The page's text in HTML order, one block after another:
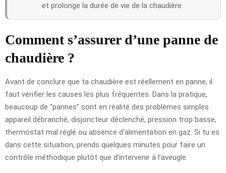
et prolonge la durée de vie de la chaudière.
Comment s’assurer d’une panne de
chaudière ?
Avant de conclure que ta chaudière est réellement en panne, il
faut vérifier les causes les plus fréquentes. Dans la pratique,
beaucoup de “pannes” sont en réalité des problèmes simples :
appareil débranché, disjoncteur déclenché, pression trop basse,
thermostat mal réglé ou absence d’alimentation en gaz. Si tu es
dans cette situation, prends quelques minutes pour faire un
contrôle méthodique plutôt que d’intervenir à l’aveugle.